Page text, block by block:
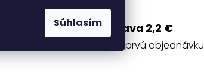
Súhlasím Zľava 2,2 €
na prvú objednávku